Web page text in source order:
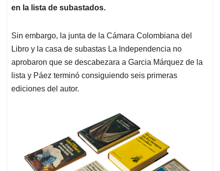
en la lista de subastados.
Sin embargo, la junta de la Cámara Colombiana del
Libro y la casa de subastas La Independencia no
aprobaron que se descabezara a Garcia Márquez de la
lista y Páez terminó consiguiendo seis primeras
ediciones del autor.